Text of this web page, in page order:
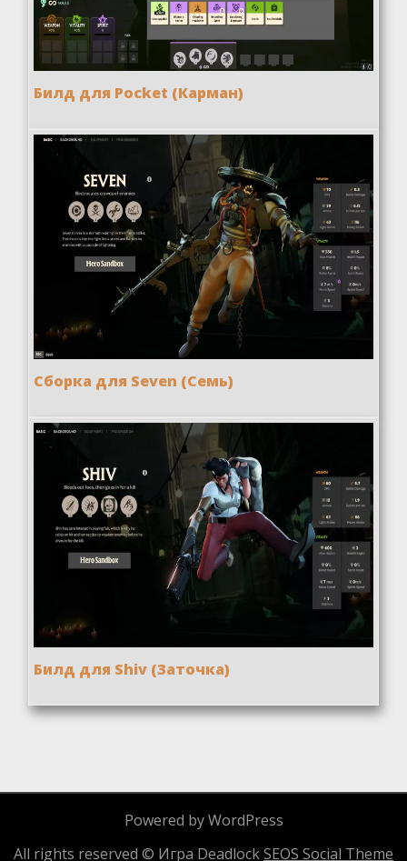
Билд для Pocket (Карман)
Сборка для Seven (Семь)
Билд для Shiv (Заточка)
Powered by WordPress
All rights reserved © Игра DeadlockSEOS Social Theme